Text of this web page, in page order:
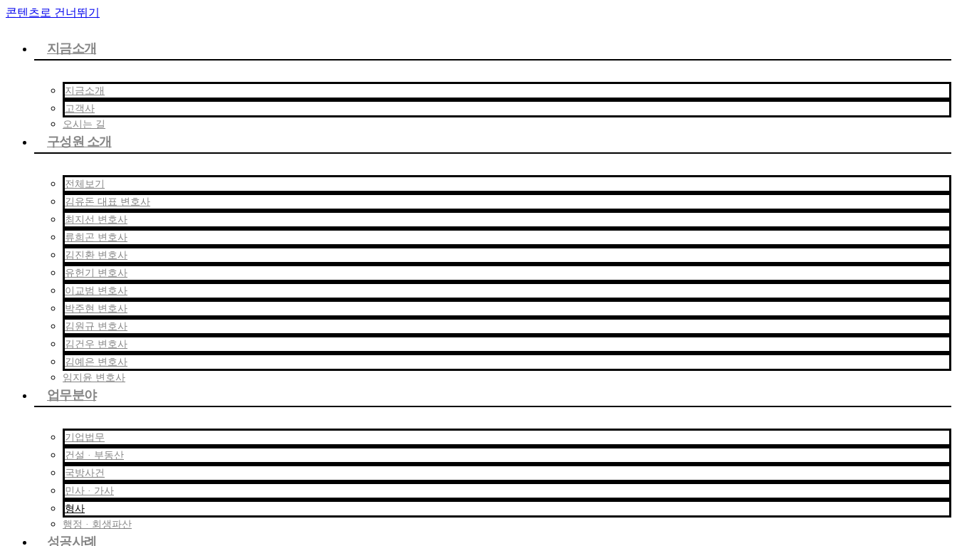
콘텐츠로 건너뛰기
지금소개
지금소개
고객사
오시는 길
구성원 소개
전체보기
김유돈 대표 변호사
최지선 변호사
류희곤 변호사
김진환 변호사
유헌기 변호사
이교범 변호사
박주현 변호사
김원규 변호사
김건우 변호사
김예은 변호사
임지윤 변호사
업무분야
기업법무
건설 · 부동산
국방사건
민사 · 가사
형사
행정 · 회생파산
성공사례